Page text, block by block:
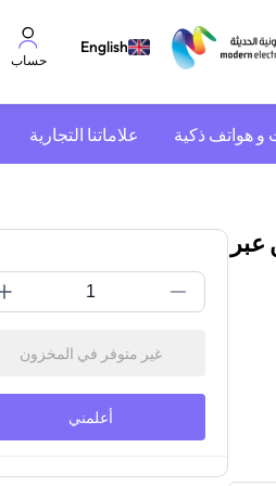
English
حساب
و هواتف ذكية علاماتنا التجارية
شحن عبر
غير متوفر في المخزون
أعلمني